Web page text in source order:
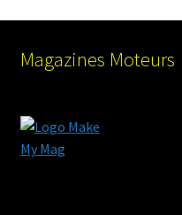
Magazines Moteurs